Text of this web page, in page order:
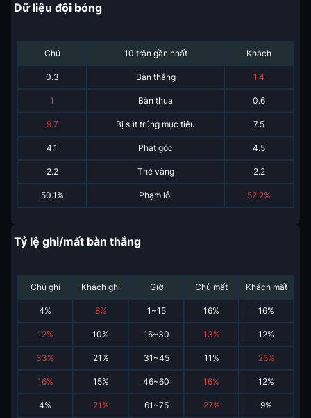
Dữ liệu đội bóng
Chủ 10 trận gần nhất Khách
0.3 Bàn thắng 1.4
1 Bàn thua 0.6
9.7 Bị sút trúng mục tiêu 7.5
4.1 Phạt góc 4.5
2.2 Thẻ vàng 2.2
50.1% Phạm lỗi 52.2%
Tỷ lệ ghi/mất bàn thắng
Chủ ghi Khách ghi Giờ Chủ mất Khách mất
4% 8% 1~15 16% 16%
12% 10% 16~30 13% 12%
33% 21 % 31~45 11 % 25%
16% 15% 46~60 16% 12%
4% 21 % 61~75 27% 9%